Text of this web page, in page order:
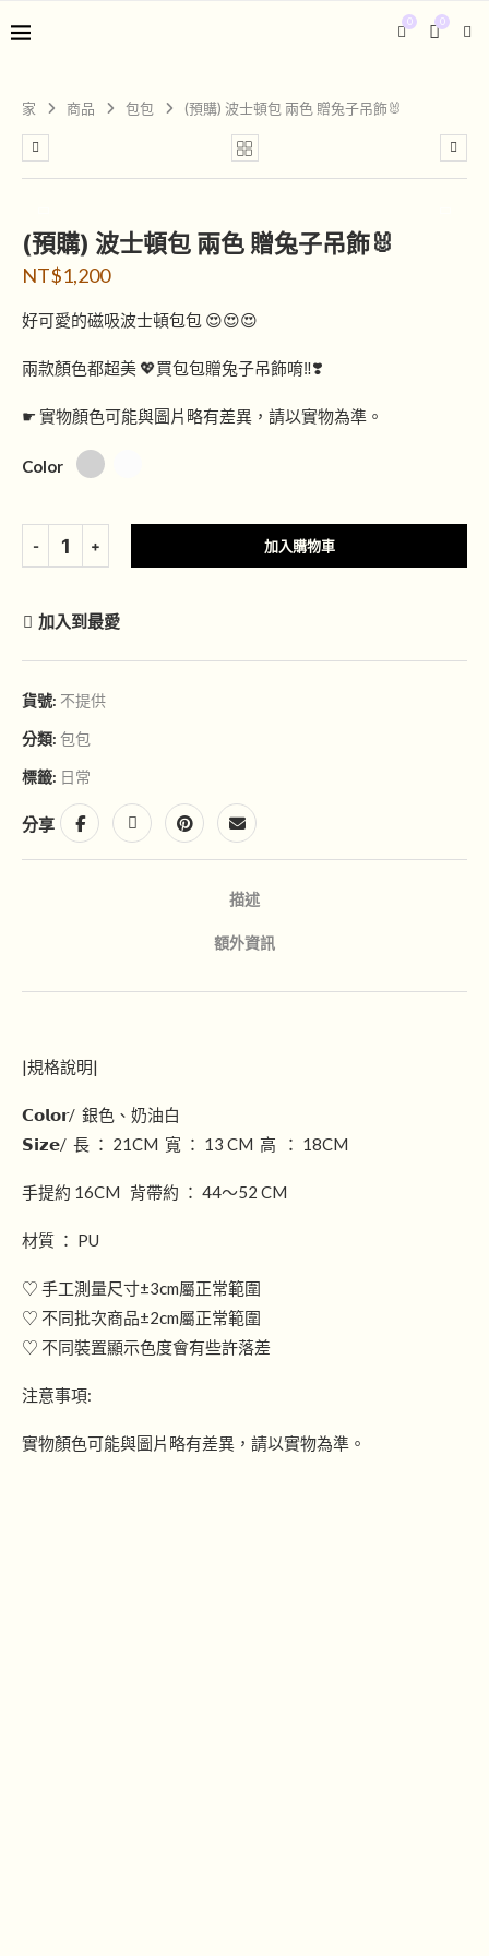
0
0
家 商品 包包 (預購) 波士頓包 兩色 贈兔子吊飾🐰
(預購) 波士頓包 兩色 贈兔子吊飾🐰
NT$1,200
好可愛的磁吸波士頓包包 😍😍😍
兩款顏色都超美 💖買包包贈兔子吊飾唷‼️❣️
☛ 實物顏色可能與圖片略有差異，請以實物為準。
Color
加入購物車
加入到最愛
貨號: 不提供
分類: 包包
標籤: 日常
分享
描述
額外資訊
|規格說明|
𝗖𝗼𝗹𝗼𝗿/ 銀色、奶油白
𝗦𝗶𝘇𝗲/ 長 ： 21CM 寬 ： 13 CM 高 ： 18CM
手提約 16CM 背帶約 ： 44～52 CM
材質 ： PU
♡ 手工測量尺寸±3cm屬正常範圍
♡ 不同批次商品±2cm屬正常範圍
♡ 不同裝置顯示色度會有些許落差
注意事項:
實物顏色可能與圖片略有差異，請以實物為準。